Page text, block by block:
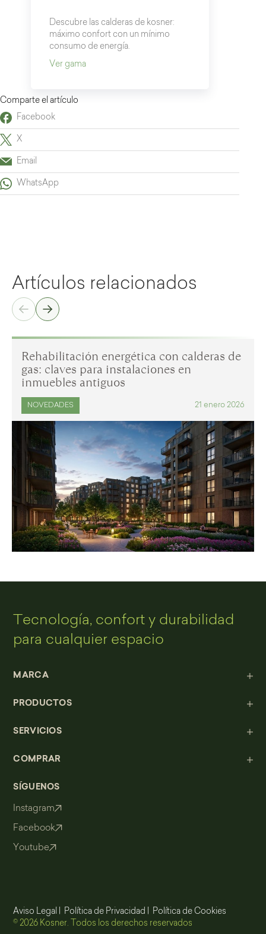
Comparte el artículo
Facebook
X
Email
WhatsApp
Descubre las calderas de kosner:
máximo confort con un mínimo
consumo de energía.
Ver gama
Artículos relacionados
Rehabilitación energética con calderas de
gas: claves para instalaciones en
inmuebles antiguos
NOVEDADES 21 enero 2026
Tecnología, confort y durabilidad
para cualquier espacio
MARCA
PRODUCTOS
SERVICIOS
COMPRAR
SÍGUENOS
Instagram
Facebook
Youtube
© 2026 Kosner. Todos los derechos reservados
Aviso Legal Política de Privacidad Política de Cookies